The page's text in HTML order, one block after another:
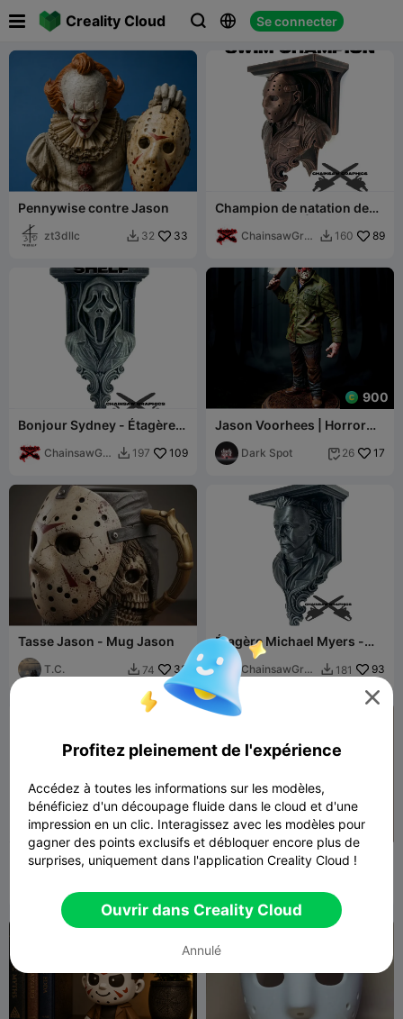
Creality Cloud   Se connecter

Pennywise contre Jason
zt3dllc  32 33
Champion de natation de
murale Jason Voorhees
ChainsawGrap
 160 89
Bonjour Sydney - Étagère
ChainsawGra  197 109
900
Jason Voorhees | Horror
Movie Characters
Collection
Dark Spot  26 17
Tasse Jason - Mug Jason
T.C.  74 33
Étagère Michael Myers -
Corbeau
ChainsawGrap
 181 93
L'Étagère de l'Épouvante
d'Elm Street
phics
Jason chibi

Profitez pleinement de l'expérience
Accédez à toutes les informations sur les modèles,
bénéficiez d'un découpage fluide dans le cloud et d'une
impression en un clic. Interagissez avec les modèles pour
gagner des points exclusifs et débloquer encore plus de
surprises, uniquement dans l'application Creality Cloud !
Ouvrir dans Creality Cloud
Annulé